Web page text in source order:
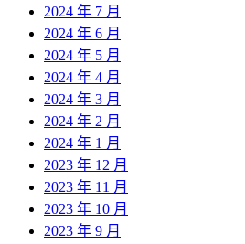
2024 年 7 月
2024 年 6 月
2024 年 5 月
2024 年 4 月
2024 年 3 月
2024 年 2 月
2024 年 1 月
2023 年 12 月
2023 年 11 月
2023 年 10 月
2023 年 9 月